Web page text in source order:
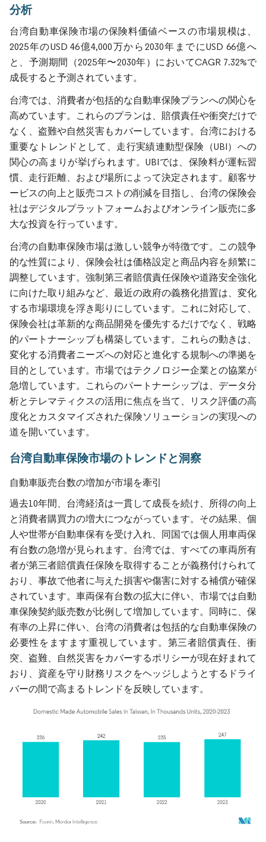
分析
台湾自動車保険市場の保険料価値ベースの市場規模は、
2025年のUSD 46億4,000万から2030年までにUSD 66億へ
と、予測期間（2025年〜2030年）においてCAGR 7.32%で
成長すると予測されています。
台湾では、消費者が包括的な自動車保険プランへの関心を
高めています。これらのプランは、賠償責任や衝突だけで
なく、盗難や自然災害もカバーしています。台湾における
重要なトレンドとして、走行実績連動型保険（UBI）への
関心の高まりが挙げられます。UBIでは、保険料が運転習
慣、走行距離、および場所によって決定されます。顧客サ
ービスの向上と販売コストの削減を目指し、台湾の保険会
社はデジタルプラットフォームおよびオンライン販売に多
大な投資を行っています。
台湾の自動車保険市場は激しい競争が特徴です。この競争
的な性質により、保険会社は価格設定と商品内容を頻繁に
調整しています。強制第三者賠償責任保険や道路安全強化
に向けた取り組みなど、最近の政府の義務化措置は、変化
する市場環境を浮き彫りにしています。これに対応して、
保険会社は革新的な商品開発を優先するだけでなく、戦略
的パートナーシップも構築しています。これらの動きは、
変化する消費者ニーズへの対応と進化する規制への準拠を
目的としています。市場ではテクノロジー企業との協業が
急増しています。これらのパートナーシップは、データ分
析とテレマティクスの活用に焦点を当て、リスク評価の高
度化とカスタマイズされた保険ソリューションの実現への
道を開いています。
台湾自動車保険市場のトレンドと洞察
自動車販売台数の増加が市場を牽引
過去10年間、台湾経済は一貫して成長を続け、所得の向上
と消費者購買力の増大につながっています。その結果、個
人や世帯が自動車保有を受け入れ、同国では個人用車両保
有台数の急増が見られます。台湾では、すべての車両所有
者が第三者賠償責任保険を取得することが義務付けられて
おり、事故で他者に与えた損害や傷害に対する補償が確保
されています。車両保有台数の拡大に伴い、市場では自動
車保険契約販売数が比例して増加しています。同時に、保
有率の上昇に伴い、台湾の消費者は包括的な自動車保険の
必要性をますます重視しています。第三者賠償責任、衝
突、盗難、自然災害をカバーするポリシーが現在好まれて
おり、資産を守り財務リスクをヘッジしようとするドライ
バーの間で高まるトレンドを反映しています。